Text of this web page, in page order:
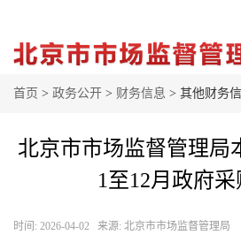
首页 > 政务公开 > 财务信息 > 其他财务
北京市市场监督管理局
1至12月政府
时间: 2026-04-02 来源: 北京市市场监督管理局